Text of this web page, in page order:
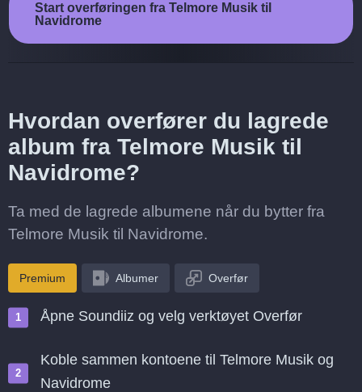
Start overføringen fra Telmore Musik til
Navidrome
Hvordan overfører du lagrede
album fra Telmore Musik til
Navidrome?
Ta med de lagrede albumene når du bytter fra
Telmore Musik til Navidrome.
Premium Albumer Overfør
Åpne Soundiiz og velg verktøyet Overfør
Koble sammen kontoene til Telmore Musik og
Navidrome